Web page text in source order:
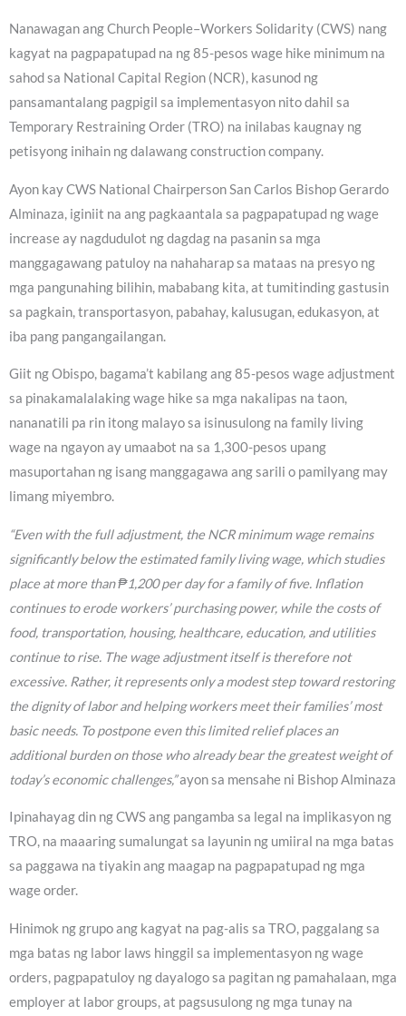
Nanawagan ang Church People–Workers Solidarity (CWS) nang
kagyat na pagpapatupad na ng 85-pesos wage hike minimum na
sahod sa National Capital Region (NCR), kasunod ng
pansamantalang pagpigil sa implementasyon nito dahil sa
Temporary Restraining Order (TRO) na inilabas kaugnay ng
petisyong inihain ng dalawang construction company.
Ayon kay CWS National Chairperson San Carlos Bishop Gerardo
Alminaza, iginiit na ang pagkaantala sa pagpapatupad ng wage
increase ay nagdudulot ng dagdag na pasanin sa mga
manggagawang patuloy na nahaharap sa mataas na presyo ng
mga pangunahing bilihin, mababang kita, at tumitinding gastusin
sa pagkain, transportasyon, pabahay, kalusugan, edukasyon, at
iba pang pangangailangan.
Giit ng Obispo, bagama’t kabilang ang 85-pesos wage adjustment
sa pinakamalalaking wage hike sa mga nakalipas na taon,
nananatili pa rin itong malayo sa isinusulong na family living
wage na ngayon ay umaabot na sa 1,300-pesos upang
masuportahan ng isang manggagawa ang sarili o pamilyang may
limang miyembro.
“Even with the full adjustment, the NCR minimum wage remains
significantly below the estimated family living wage, which studies
place at more than ₱1,200 per day for a family of five. Inflation
continues to erode workers’ purchasing power, while the costs of
food, transportation, housing, healthcare, education, and utilities
continue to rise. The wage adjustment itself is therefore not
excessive. Rather, it represents only a modest step toward restoring
the dignity of labor and helping workers meet their families’ most
basic needs. To postpone even this limited relief places an
additional burden on those who already bear the greatest weight of
today’s economic challenges,”ayon sa mensahe ni Bishop Alminaza
Ipinahayag din ng CWS ang pangamba sa legal na implikasyon ng
TRO, na maaaring sumalungat sa layunin ng umiiral na mga batas
sa paggawa na tiyakin ang maagap na pagpapatupad ng mga
wage order.
Hinimok ng grupo ang kagyat na pag-alis sa TRO, paggalang sa
mga batas ng labor laws hinggil sa implementasyon ng wage
orders, pagpapatuloy ng dayalogo sa pagitan ng pamahalaan, mga
employer at labor groups, at pagsusulong ng mga tunay na